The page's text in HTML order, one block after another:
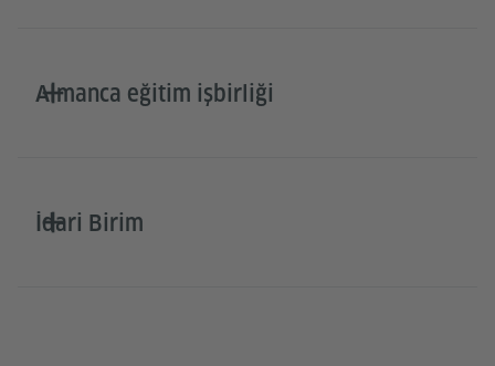
Almanca eğitim işbirliği
İdari Birim